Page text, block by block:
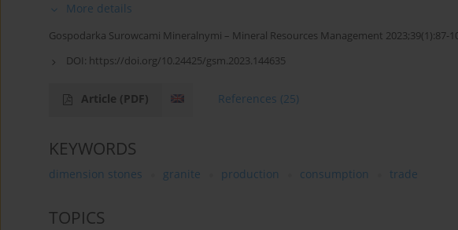
More details
Gospodarka Surowcami Mineralnymi – Mineral Resources Management 2023;39(1):87-
DOI: https://doi.org/10.24425/gsm.2023.144635
Article (PDF) References (25)
KEYWORDS
dimension stones granite production consumption trade
TOPICS